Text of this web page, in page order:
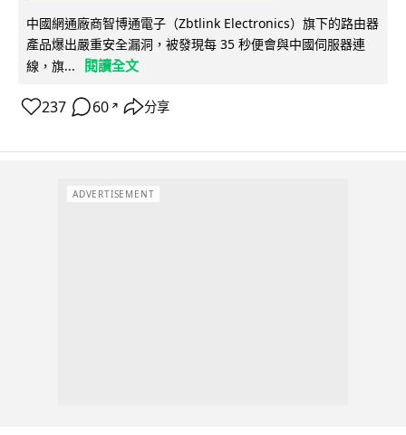
中國網通廠商智博通電子（Zbtlink Electronics）旗下的路由器
產品爆出嚴重安全漏洞，被發現每 35 秒便會與中國伺服器連
線，旗...
閱讀全文
237 60 ↗ 分享
ADVERTISEMENT